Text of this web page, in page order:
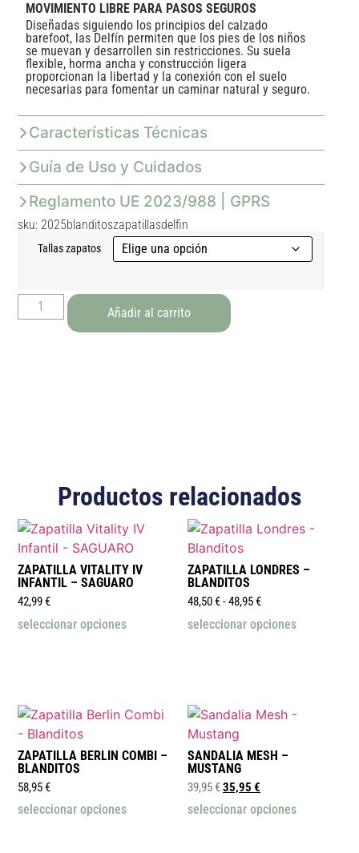
MOVIMIENTO LIBRE PARA PASOS SEGUROS
Diseñadas siguiendo los principios del calzado
barefoot, las Delfín permiten que los pies de los niños
se muevan y desarrollen sin restricciones. Su suela
flexible, horma ancha y construcción ligera
proporcionan la libertad y la conexión con el suelo
necesarias para fomentar un caminar natural y seguro.
Características Técnicas
Guía de Uso y Cuidados
Reglamento UE 2023/988 | GPRS
sku: 2025blanditoszapatillasdelfin
Tallas zapatos
Añadir al carrito
Productos relacionados
ZAPATILLA VITALITY IV
INFANTIL – SAGUARO
42,99€
seleccionar opciones
ZAPATILLA LONDRES –
BLANDITOS
48,50€-48,95€
seleccionar opciones
ZAPATILLA BERLIN COMBI –
BLANDITOS
58,95€
seleccionar opciones
SANDALIA MESH –
MUSTANG
39,95€35,95 €
seleccionar opciones